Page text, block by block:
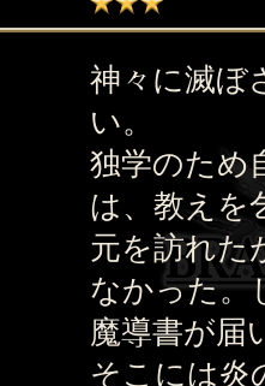
神々に滅ぼ
い。
独学のため
は、教えを
元を訪れた
なかった。
魔導書が届
そこには炎